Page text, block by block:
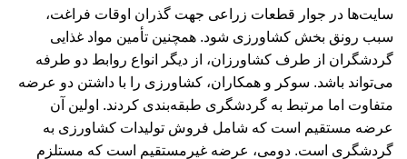
سایت‌ها در جوار قطعات زراعی جهت گذران اوقات فراغت،
سبب رونق بخش کشاورزی شود. همچنین تأمین مواد غذایی
گردشگران از طرف کشاورزان، از دیگر انواع روابط دو طرفه
می‌تواند باشد. سوکر و همکاران، کشاورزی را با داشتن دو عرضه
متفاوت اما مرتبط به گردشگری طبقه‌بندی کردند. اولین آن
عرضه مستقیم است که شامل فروش تولیدات کشاورزی به
گردشگری است. دومی، عرضه غیرمستقیم است که مستلزم